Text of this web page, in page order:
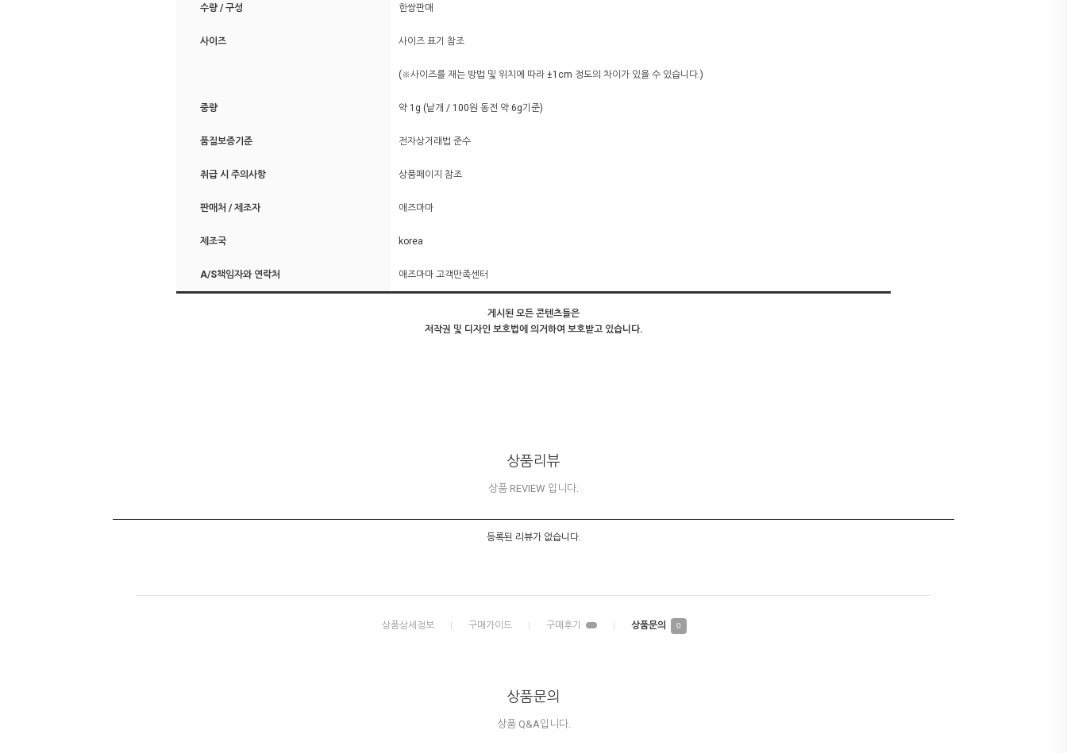
수량 / 구성 한쌍판매
사이즈 사이즈 표기 참조
(※사이즈를 재는 방법 및 위치에 따라 ±1cm 정도의 차이가 있을 수 있습니다.)
중량 약 1g (낱개 / 100원 동전 약 6g기준)
품질보증기준 전자상거래법 준수
취급 시 주의사항 상품페이지 참조
판매처 / 제조자 애즈마마
제조국 korea
A/S책임자와 연락처 애즈마마 고객만족센터
게시된 모든 콘텐츠들은
저작권 및 디자인 보호법에 의거하여 보호받고 있습니다.
상품리뷰
상품 REVIEW 입니다.
등록된 리뷰가 없습니다.
0
상품문의
상품 Q&A입니다.